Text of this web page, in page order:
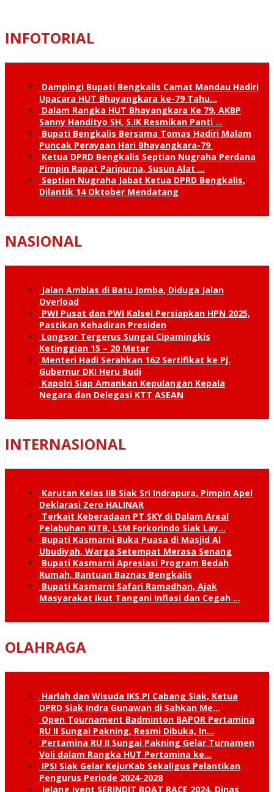
INFOTORIAL
Dampingi Bupati Bengkalis Camat Mandau Hadiri
Upacara HUT Bhayangkara ke-79 Tahu…
Dalam Rangka HUT Bhayangkara Ke 79, AKBP
Sanny Handityo SH, S.IK Resmikan Panti …
Bupati Bengkalis Bersama Tomas Hadiri Malam
Puncak Perayaan Hari Bhayangkara-79
Ketua DPRD Bengkalis Septian Nugraha Perdana
Pimpin Rapat Paripurna, Susun Alat …
Septian Nugraha Jabat Ketua DPRD Bengkalis,
Dilantik 14 Oktober Mendatang
NASIONAL
Jalan Amblas di Batu Jomba, Diduga Jalan
Overload
PWI Pusat dan PWI Kalsel Persiapkan HPN 2025,
Pastikan Kehadiran Presiden
Longsor Tergerus Sungai Cipamingkis
Ketinggian 15 – 20 Meter
Menteri Hadi Serahkan 162 Sertifikat ke Pj.
Gubernur DKI Heru Budi
Kapolri Siap Amankan Kepulangan Kepala
Negara dan Delegasi KTT ASEAN
INTERNASIONAL
Karutan Kelas IIB Siak Sri Indrapura, Pimpin Apel
Deklarasi Zero HALINAR
Terkait Keberadaan PT SKY di Dalam Areal
Pelabuhan KITB, LSM Forkorindo Siak Lay…
Bupati Kasmarni Buka Puasa di Masjid Al
Ubudiyah, Warga Setempat Merasa Senang
Bupati Kasmarni Apresiasi Program Bedah
Rumah, Bantuan Baznas Bengkalis
Bupati Kasmarni Safari Ramadhan, Ajak
Masyarakat Ikut Tangani Inflasi dan Cegah …
OLAHRAGA
Harlah dan Wisuda IKS.PI Cabang Siak, Ketua
DPRD Siak Indra Gunawan di Sahkan Me…
Open Tournament Badminton BAPOR Pertamina
RU II Sungai Pakning, Resmi Dibuka, In…
Pertamina RU II Sungai Pakning Gelar Turnamen
Voli dalam Rangka HUT Pertamina ke…
IPSI Siak Gelar KejurKab Sekaligus Pelantikan
Pengurus Periode 2024-2028
Jelang Ivent SERINDIT BOAT RACE 2024, Dinas